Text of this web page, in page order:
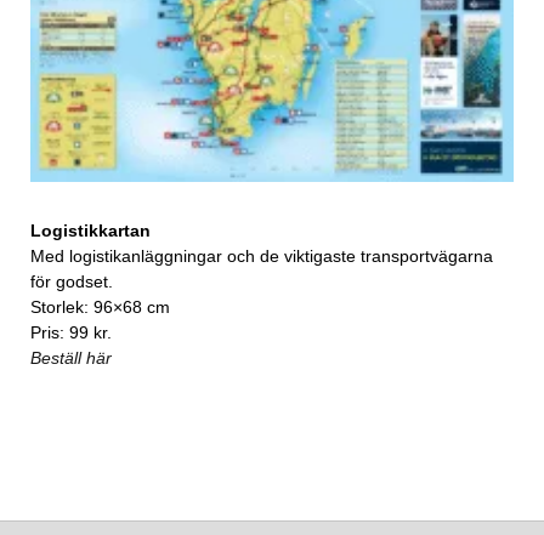
Logistikkartan
Med logistikanläggningar och de viktigaste transportvägarna
för godset.
Storlek: 96×68 cm
Pris: 99 kr.
Beställ här